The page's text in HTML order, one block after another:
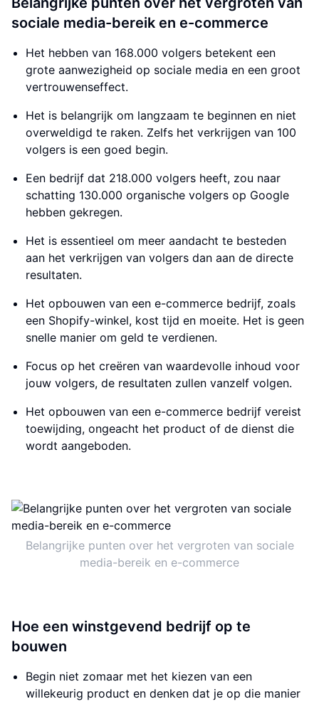
sociale media-bereik en e-commerce
Het hebben van 168.000 volgers betekent een
grote aanwezigheid op sociale media en een groot
vertrouwenseffect.
Het is belangrijk om langzaam te beginnen en niet
overweldigd te raken. Zelfs het verkrijgen van 100
volgers is een goed begin.
Een bedrijf dat 218.000 volgers heeft, zou naar
schatting 130.000 organische volgers op Google
hebben gekregen.
Het is essentieel om meer aandacht te besteden
aan het verkrijgen van volgers dan aan de directe
resultaten.
Het opbouwen van een e-commerce bedrijf, zoals
een Shopify-winkel, kost tijd en moeite. Het is geen
snelle manier om geld te verdienen.
Focus op het creëren van waardevolle inhoud voor
jouw volgers, de resultaten zullen vanzelf volgen.
Het opbouwen van een e-commerce bedrijf vereist
toewijding, ongeacht het product of de dienst die
wordt aangeboden.
Belangrijke punten over het vergroten van sociale
media-bereik en e-commerce
Hoe een winstgevend bedrijf op te
bouwen
Begin niet zomaar met het kiezen van een
willekeurig product en denken dat je op die manier